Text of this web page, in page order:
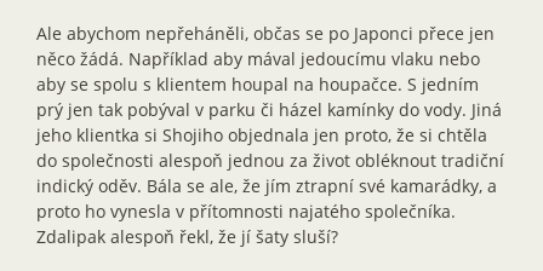
Ale abychom nepřeháněli, občas se po Japonci přece jen
něco žádá. Například aby mával jedoucímu vlaku nebo
aby se spolu s klientem houpal na houpačce. S jedním
prý jen tak pobýval v parku či házel kamínky do vody. Jiná
jeho klientka si Shojiho objednala jen proto, že si chtěla
do společnosti alespoň jednou za život obléknout tradiční
indický oděv. Bála se ale, že jím ztrapní své kamarádky, a
proto ho vynesla v přítomnosti najatého společníka.
Zdalipak alespoň řekl, že jí šaty sluší?